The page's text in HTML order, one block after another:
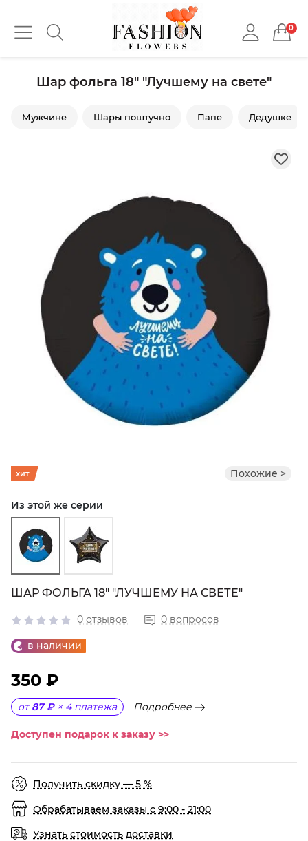
0
Шар фольга 18" "Лучшему на свете"
Мужчине Шары поштучно Папе Дедушке
Похожие >
хит
Из этой же серии
ШАР ФОЛЬГА 18" "ЛУЧШЕМУ НА СВЕТЕ"
0 отзывов 0 вопросов
в наличии
350 ₽
от 87 ₽ × 4 платежа Подробнее
Доступен подарок к заказу >>
Получить скидку — 5 %
Обрабатываем заказы с 9:00 - 21:00
Узнать стоимость доставки